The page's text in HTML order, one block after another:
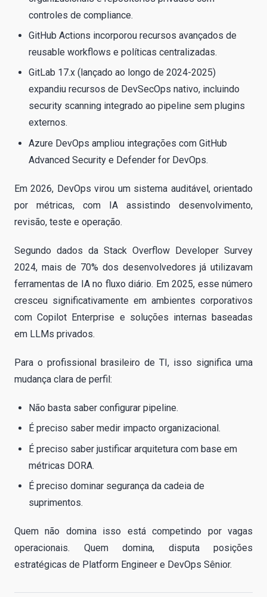
controles de compliance.
GitHub Actions incorporou recursos avançados de
reusable workflows e políticas centralizadas.
GitLab 17.x (lançado ao longo de 2024-2025)
expandiu recursos de DevSecOps nativo, incluindo
security scanning integrado ao pipeline sem plugins
externos.
Azure DevOps ampliou integrações com GitHub
Advanced Security e Defender for DevOps.
Em 2026, DevOps virou um sistema auditável, orientado
por métricas, com IA assistindo desenvolvimento,
revisão, teste e operação.
Segundo dados da Stack Overflow Developer Survey
2024, mais de 70% dos desenvolvedores já utilizavam
ferramentas de IA no fluxo diário. Em 2025, esse número
cresceu significativamente em ambientes corporativos
com Copilot Enterprise e soluções internas baseadas
em LLMs privados.
Para o profissional brasileiro de TI, isso significa uma
mudança clara de perfil:
Não basta saber configurar pipeline.
É preciso saber medir impacto organizacional.
É preciso saber justificar arquitetura com base em
métricas DORA.
É preciso dominar segurança da cadeia de
suprimentos.
Quem não domina isso está competindo por vagas
operacionais. Quem domina, disputa posições
estratégicas de Platform Engineer e DevOps Sênior.